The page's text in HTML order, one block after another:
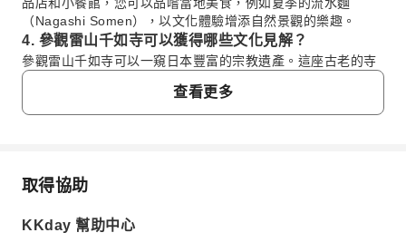
（Nagashi Somen），以文化體驗增添自然景觀的樂趣。
4. 參觀雷山千如寺可以獲得哪些文化見解？
參觀雷山千如寺可以一窺日本豐富的宗教遺產。這座古老的寺
廟坐落在山中，以其巨大的觀音像和秋天的紅葉聞名。遊客可
以體驗寧靜的氛圍，欣賞傳統的佛教建築，並了解其作為崇拜
場所和文化保護地的歷史意義。
而聞名，尤其在日落時分景色迷人。海灘上色彩鮮豔的鳥居也
提供了絕佳的拍照背景，尤其是在前景有海景的情況下。這裡
6. 在糸島的龍貓森林和椰子鞦韆有什麼獨特之處？
查看更多
常見問題
取得協助
KKday 幫助中心